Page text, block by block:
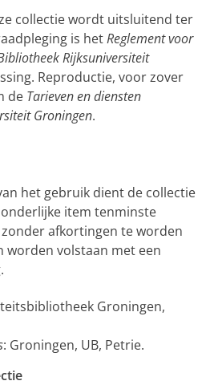
collectie wordt uitsluitend ter
is hetReglement voor
Rijksuniversiteit
Reproductie, voor zover
de Tarieven en diensten
Groningen.
het gebruik dient de collectie
item tenminste
afkortingen te worden
worden volstaan met een
Groningen,
: Groningen, UB, Petrie.